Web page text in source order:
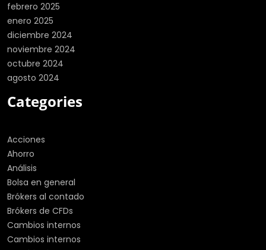
febrero 2025
enero 2025
diciembre 2024
noviembre 2024
octubre 2024
agosto 2024
Categories
Acciones
Ahorro
Análisis
Bolsa en general
Brókers al contado
Brókers de CFDs
Cambios internos
Cambios internos